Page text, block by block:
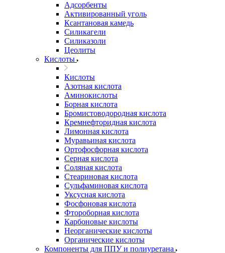
Адсорбенты
Активированный уголь
Ксантановая камедь
Силикагели
Силиказоли
Цеолиты
Кислоты
Кислоты
Азотная кислота
Аминокислоты
Борная кислота
Бромистоводородная кислота
Кремнефторидная кислота
Лимонная кислота
Муравьиная кислота
Ортофосфорная кислота
Серная кислота
Соляная кислота
Стеариновая кислота
Сульфаминовая кислота
Уксусная кислота
Фосфоновая кислота
Фтороборная кислота
Карбоновые кислоты
Неорганические кислоты
Органические кислоты
Компоненты для ППУ и полиуретана